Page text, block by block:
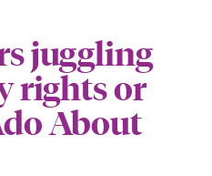
juggling
rights or
About